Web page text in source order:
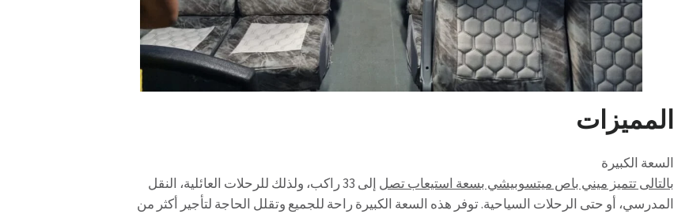
المميزات
السعة الكبيرة
بالتالى تتميز ميني باص ميتسوبيشي بسعة استيعاب تصل
إلى 33 راكب، ولذلك للرحلات العائلية، النقل
المدرسي، أو حتى الرحلات السياحية. توفر هذه السعة الكبيرة راحة للجميع وتقلل الحاجة لتأجير أكثر من